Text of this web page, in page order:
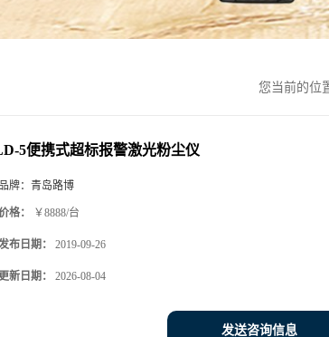
您当前的位
5便携式超标报警激光粉尘仪
品牌： 青岛路博
格： ￥8888/台
布日期： 2019-09-26
新日期： 2026-08-04
发送咨询信息